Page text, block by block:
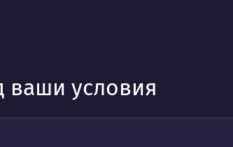
ваши условия